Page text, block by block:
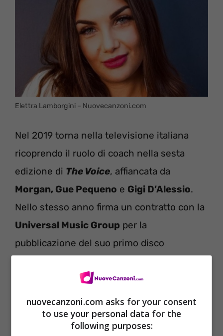
Elettra Lamborgini – Nuovecanzoni.com
Nel 2019 torna nella televisione italiana
ricoprendo il ruolo di coach nella sesta
edizione di The Voice, affiancata da
Morgan, Gue Pequeno e Gigi D’Alessio.
Nello stesso anno firma un contratto con la
Universal Music Group per la
pubblicazione del suo primo disco
nuovecanzoni.com asks for your consent
to use your personal data for the
following purposes: